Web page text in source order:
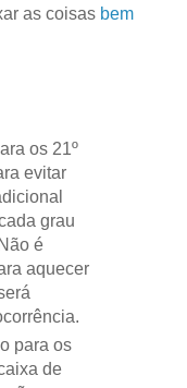
as coisas bem
os 21º
evitar
grau
é
aquecer
para os
de